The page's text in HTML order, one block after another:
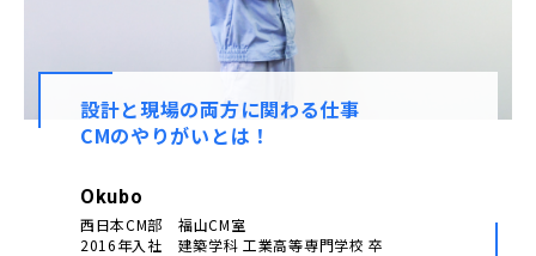
JFEグループとの関係
採用情報Top
募集要項
プロジェクトストーリー
社員インタビュー
設計と現場の両方に関わる仕事
CMのやりがいとは！
Okubo
西日本CM部 福山CM室
2016年入社 建築学科 工業高等専門学校 卒